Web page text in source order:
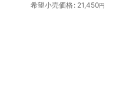
希望小売価格: 21,450円